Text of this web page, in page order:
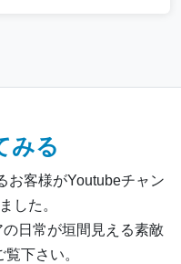
みる
お客様がYoutubeチャン
した。
日常が垣間見える素敵
下さい。